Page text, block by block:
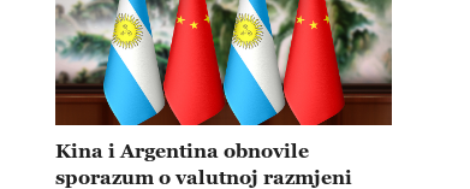
Kina i Argentina obnovile
sporazum o valutnoj razmjeni